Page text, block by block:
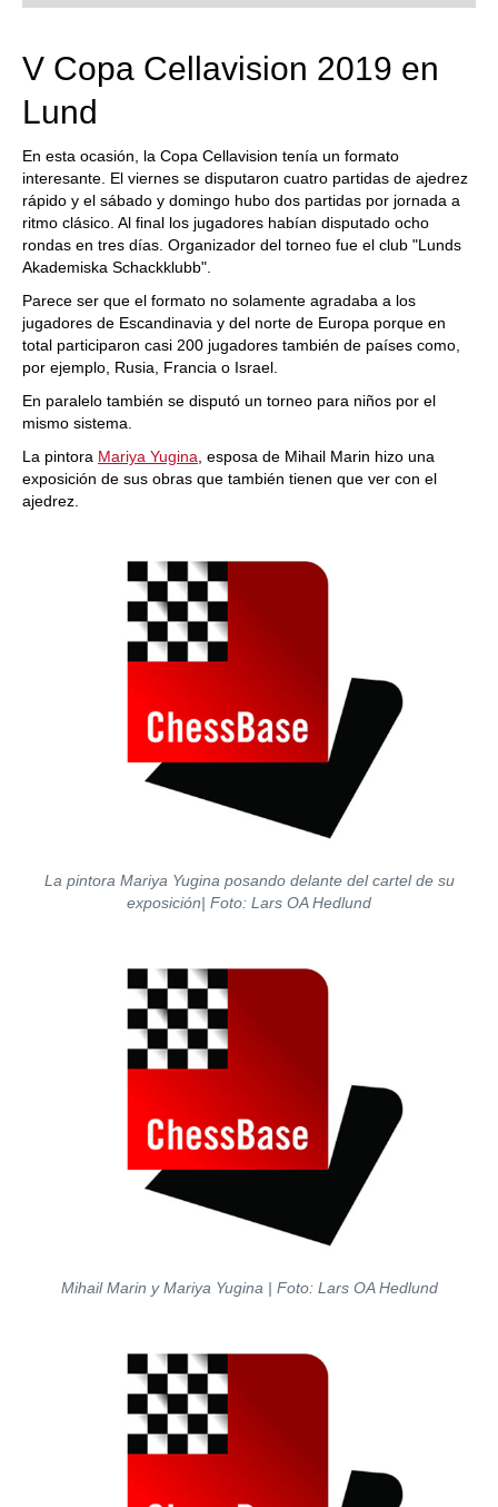
train more efficiently, intelligently and with a
V Copa Cellavision 2019 en
Lund
En esta ocasión, la Copa Cellavision tenía un formato
interesante. El viernes se disputaron cuatro partidas de ajedrez
rápido y el sábado y domingo hubo dos partidas por jornada a
ritmo clásico. Al final los jugadores habían disputado ocho
rondas en tres días. Organizador del torneo fue el club "Lunds
Akademiska Schackklubb".
Parece ser que el formato no solamente agradaba a los
jugadores de Escandinavia y del norte de Europa porque en
total participaron casi 200 jugadores también de países como,
por ejemplo, Rusia, Francia o Israel.
En paralelo también se disputó un torneo para niños por el
mismo sistema.
La pintora Mariya Yugina , esposa de Mihail Marin hizo una
exposición de sus obras que también tienen que ver con el
ajedrez.
La pintora Mariya Yugina posando delante del cartel de su
exposición| Foto: Lars OA Hedlund
Mihail Marin y Mariya Yugina | Foto: Lars OA Hedlund